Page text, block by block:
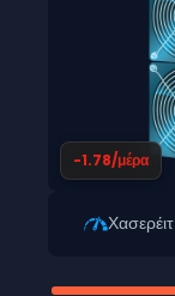
-1.78/μέρα
Χασερέιτ